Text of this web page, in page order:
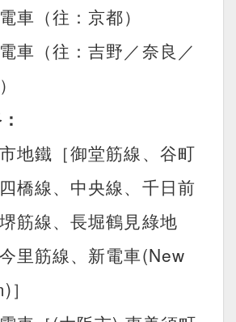
車（往：京都）
車（往：吉野／奈良／
地鐵［御堂筋線、谷町
橋線、中央線、千日前
筋線、長堀鶴見綠地
里筋線、新電車(New